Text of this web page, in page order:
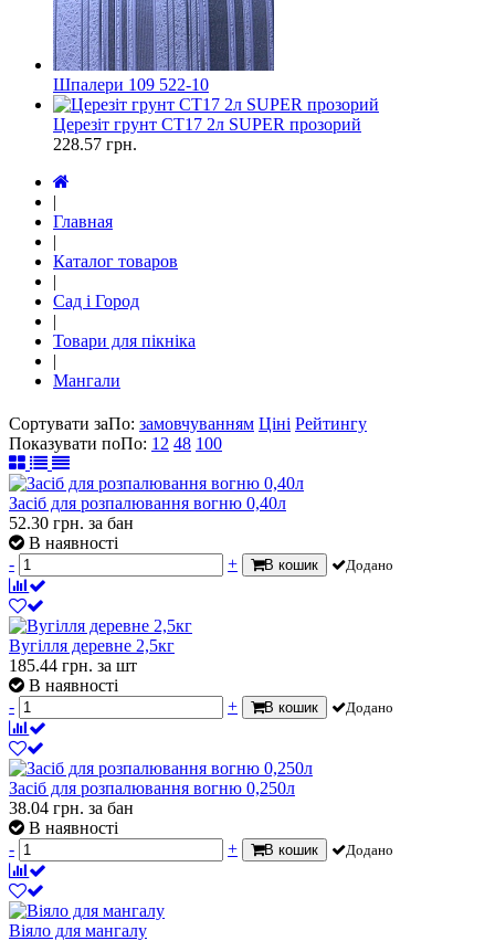
Шпалери 109 522-10
Церезіт грунт СТ17 2л SUPER прозорий
228.57 грн.
|
Главная
|
Каталог товаров
|
Сад і Город
|
Товари для пікніка
|
Мангали
Сортувати заПо: замовчуванням Ціні Рейтингу
Показувати поПо: 12 48 100
Засіб для розпалювання вогню 0,40л
52.30 грн. за бан
В наявності
-
+ В кошик Додано
Вугілля деревне 2,5кг
185.44 грн. за шт
В наявності
-
+ В кошик Додано
Засіб для розпалювання вогню 0,250л
38.04 грн. за бан
В наявності
-
+ В кошик Додано
Віяло для мангалу